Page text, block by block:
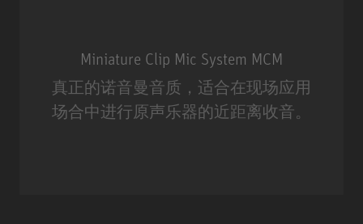
Miniature Clip Mic System MCM
真正的诺音曼音质，适合在现场应用
场合中进行原声乐器的近距离收音。